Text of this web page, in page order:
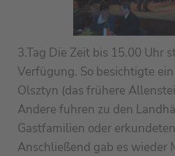
3.Tag Die Zeit bis 15.00 Uhr
Verfügung. So besichtigte
Olsztyn (das frühere
Andere fuhren zu den
Gastfamilien oder
Anschließend gab es wieder